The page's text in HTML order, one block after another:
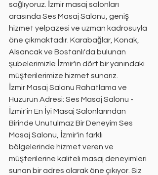
sağlıyoruz. İzmir masaj salonları
arasında Ses Masaj Salonu, geniş
hizmet yelpazesi ve uzman kadrosuyla
öne çıkmaktadır. Karabağlar, Konak,
Alsancak ve Bostanlı'da bulunan
şubelerimizle İzmir'in dört bir yanındaki
müşterilerimize hizmet sunarız.
İzmir Masaj Salonu Rahatlama ve
Huzurun Adresi: Ses Masaj Salonu -
İzmir'in En İyi Masaj Salonlarından
Birinde Unutulmaz Bir Deneyim Ses
Masaj Salonu, İzmir'in farklı
bölgelerinde hizmet veren ve
müşterilerine kaliteli masaj deneyimleri
sunan bir adres olarak öne çıkıyor. Siz